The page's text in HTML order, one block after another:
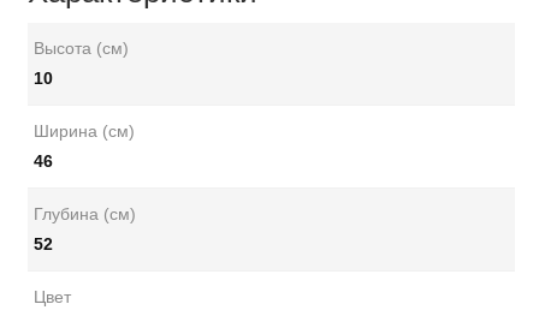
Высота (см)
10
Ширина (см)
46
Глубина (см)
52
Цвет